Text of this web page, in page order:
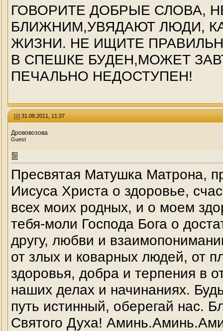
ГОВОРИТЕ ДОБРЫЕ СЛОВА,
БЛИЖНИМ,УВЯДАЮТ ЛЮДИ,
ЖИЗНИ. НЕ ИЩИТЕ
В СПЕШКЕ БУДЕН,МОЖЕТ
ПЕЧАЛЬНО НЕДОСТУПЕН!
31.08.2011, 11:37
Дрововозова
Guest
Пресвятая Матушка Матрона,
Иисуса Христа о здоровье,
всех моих родных, и о моем
тебя-моли Господа Бога о
другу, любви и
от злых и коварных людей, от
здоровья, добра и терпения в
наших делах и начинаниях.
путь истинный, оберегай нас.
Святого Духа!